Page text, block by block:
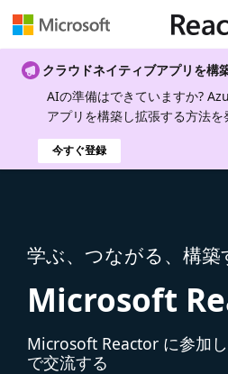
クラウドネイティブアプリを構
AIの準備はできていますか?
アプリを構築し拡張する方法を
今すぐ登録
学ぶ、つながる、構築
Microsoft
Microsoft Reactor に参加
で交流する